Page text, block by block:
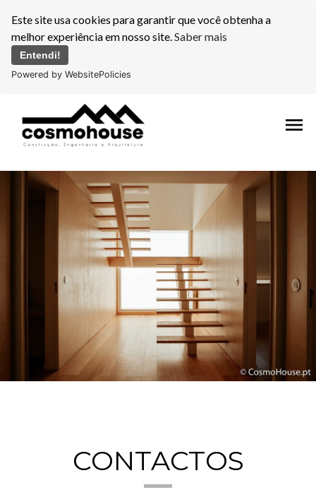
Este site usa cookies para garantir que você obtenha a
melhor experiência em nosso site.Saber mais
Entendi!
Powered by WebsitePolicies
menu
CONTACTOS